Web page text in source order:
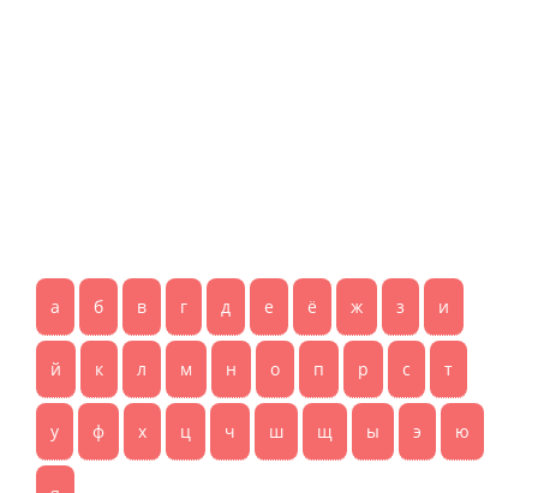
а б в г д е ё ж з и
й к л м н о п р с т
у ф х ц ч ш щ ы э ю